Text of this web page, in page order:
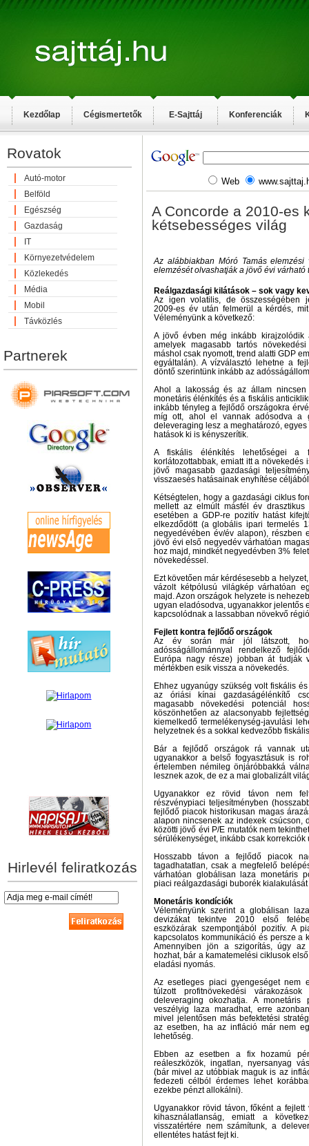
Kezdőlap Cégismertetők E-Sajttáj Konferenciák
Rovatok
Autó-motor
Belföld
Egészség
Gazdaság
IT
Környezetvédelem
Közlekedés
Média
Mobil
Távközlés
Partnerek
Hirlevél feliratkozás
Web
A Concorde a 2010-es
kétsebességes világ
Az alábbiakban Móró Tamás elemzési
elemzését olvashatják a jövő évi várható
Reálgazdasági kilátások – sok vagy
Az igen volatilis, de összességében
2009-es év után felmerül a kérdés,
Véleményünk a következő:
A jövő évben még inkább kirajzolódik
amelyek magasabb tartós
máshol csak nyomott, trend alatti GDP
egyáltalán). A vízválasztó lehetne a
döntő szerintünk inkább az
Ahol a lakosság és az állam nincsen
monetáris élénkítés és a fiskális
inkább tényleg a fejlődő országokra
míg ott, ahol el vannak adósodva a
deleveraging lesz a meghatározó,
hatások ki is kényszerítik.
A fiskális élénkítés lehetőségei a
korlátozottabbak, emiatt itt a
jövő magasabb gazdasági
visszaesés hatásainak enyhítése
Kétségtelen, hogy a gazdasági ciklus
mellett az elmúlt másfél év drasztikus
esetében a GDP-re pozitív hatást
elkezdődött (a globális ipari termelés
negyedévében év/év alapon), részben
jövő évi első negyedév várhatóan
hoz majd, mindkét negyedévben 3%
növekedéssel.
Ezt követően már kérdésesebb a
vázolt kétpólusú világkép várhatóan
majd. Azon országok helyzete is
ugyan eladósodva, ugyanakkor jelentős
kapcsolódnak a lassabban növekvő
Fejlett kontra fejlődő országok
Az év során már jól látszott,
adósságállománnyal rendelkező
Európa nagy része) jobban át tudják
mértékben esik vissza a növekedés.
Ehhez ugyanúgy szükség volt fiskális
az óriási kínai gazdaságélénkítő
magasabb növekedési potenciál
köszönhetően az alacsonyabb
kiemelkedő termelékenység-javulási
helyzetnek és a sokkal kedvezőbb
Bár a fejlődő országok rá vannak
ugyanakkor a belső fogyasztásuk is
értelemben némileg önjáróbbakká
lesznek azok, de ez a mai globalizált
Ugyanakkor ez rövid távon nem
részvénypiaci teljesítményben
fejlődő piacok historikusan magas
alapon nincsenek az indexek csúcson,
közötti jövő évi P/E mutatók nem
sérülékenységet, inkább csak korrekciók
Hosszabb távon a fejlődő piacok
tagadhatatlan, csak a megfelelő
várhatóan globálisan laza monetáris
piaci reálgazdasági buborék kialakulását
Monetáris kondíciók
Véleményünk szerint a globálisan
devizákat tekintve 2010 első
eszközárak szempontjából pozitív. A
kapcsolatos kommunikáció és persze a
Amennyiben jön a szigorítás, úgy az
hozhat, bár a kamatemelési ciklusok
eladási nyomás.
Az esetleges piaci gyengeséget nem
túlzott profitnövekedési
deleveraging okozhatja. A
veszélyig laza maradhat, erre
mivel jelentősen más befektetési
az esetben, ha az infláció már nem
lehetőség.
Ebben az esetben a fix hozamú
reáleszközök, ingatlan, nyersanyag
(bár mivel az utóbbiak maguk is az
fedezeti célból érdemes lehet
ezekbe pénzt allokálni).
Ugyanakkor rövid távon, főként a
kihasználatlanság, emiatt a
visszatértére nem számítunk, a
ellentétes hatást fejt ki.